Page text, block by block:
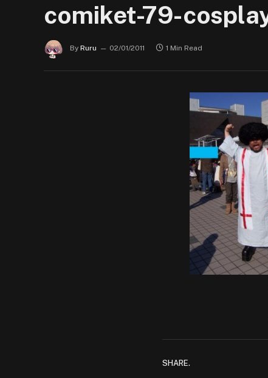
comiket-79-
By Ruru 02/01/2011 1 Min Read
SHARE.